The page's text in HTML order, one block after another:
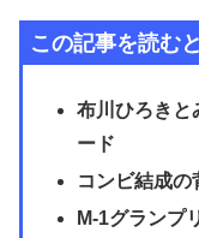
この記事を読む
布川ひろきと
ード
コンビ結成の
M-1グランプ